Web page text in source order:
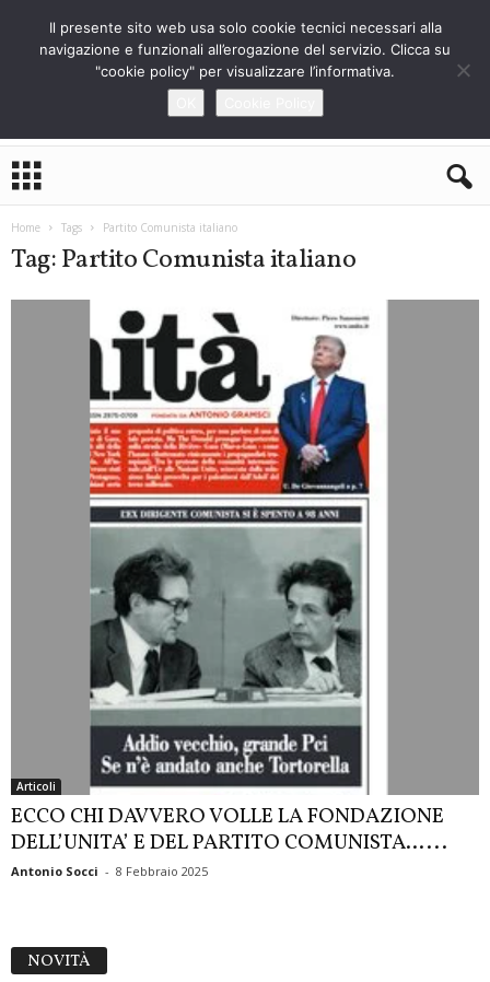
S
Home Tags Partito Comunista italiano
Tag: Partito Comunista italiano
Articoli
ECCO CHI DAVVERO VOLLE LA FONDAZIONE
DELL’UNITA’ E DEL PARTITO COMUNISTA…...
Antonio Socci - 8 Febbraio 2025
NOVITÀ
Il presente sito web usa solo cookie tecnici necessari alla
navigazione e funzionali all’erogazione del servizio. Clicca su
"cookie policy" per visualizzare l’informativa.